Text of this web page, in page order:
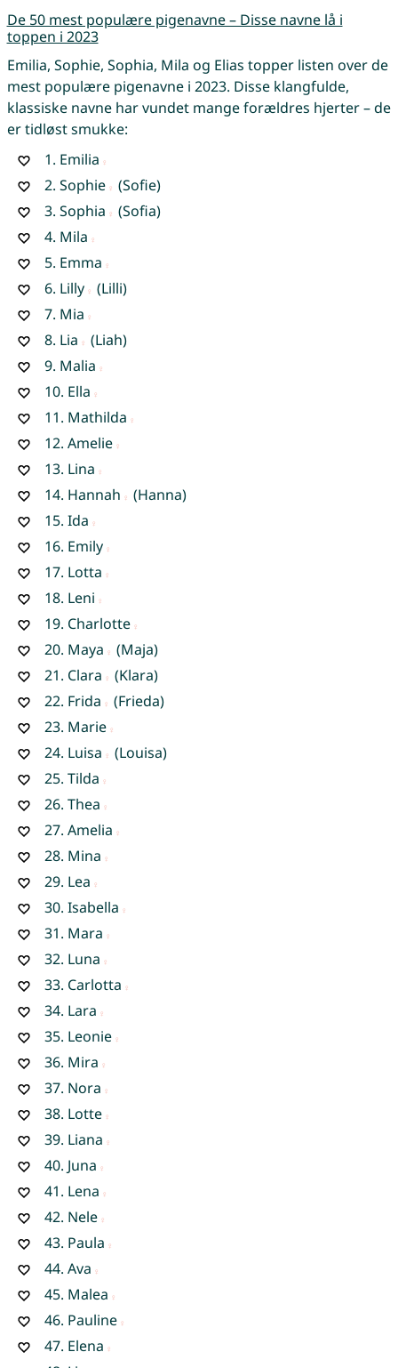
De 50 mest populære pigenavne – Disse navne lå i
toppen i 2023
Emilia, Sophie, Sophia, Mila og Elias topper listen over de
mest populære pigenavne i 2023. Disse klangfulde,
klassiske navne har vundet mange forældres hjerter – de
er tidløst smukke:
1. Emilia
2. Sophie
(Sofie)
3. Sophia
(Sofia)
4. Mila
5. Emma
6. Lilly
(Lilli)
7. Mia
8. Lia
(Liah)
9. Malia
10. Ella
11. Mathilda
12. Amelie
13. Lina
14. Hannah
(Hanna)
15. Ida
16. Emily
17. Lotta
18. Leni
19. Charlotte
20. Maya
(Maja)
21. Clara
(Klara)
22. Frida
(Frieda)
23. Marie
24. Luisa
(Louisa)
25. Tilda
26. Thea
27. Amelia
28. Mina
29. Lea
30. Isabella
31. Mara
32. Luna
33. Carlotta
34. Lara
35. Leonie
36. Mira
37. Nora
38. Lotte
39. Liana
40. Juna
41. Lena
42. Nele
43. Paula
44. Ava
45. Malea
46. Pauline
47. Elena